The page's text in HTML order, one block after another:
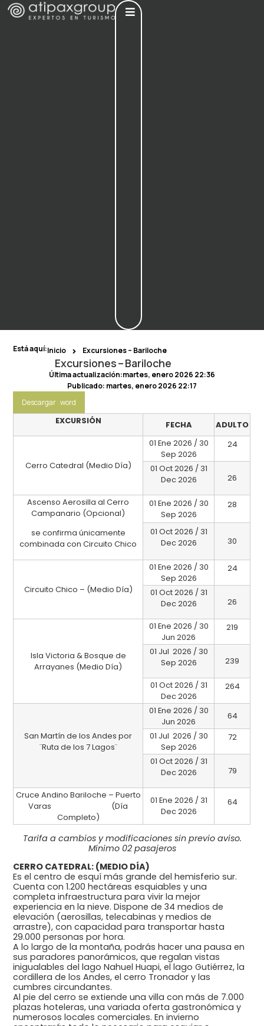
Está aquí:Inicio Excursiones – Bariloche
Excursiones – Bariloche
Última actualización:martes, enero 2026 22:36
Publicado: martes, enero 2026 22:17
Descargar word
EXCURSIÓN FECHA ADULTO
Cerro Catedral (Medio Día)
01 Ene 2026 / 30
Sep 2026
24
01 Oct 2026 / 31
Dec 2026
26
Ascenso Aerosilla al Cerro
Campanario (Opcional)
se confirma únicamente
combinada con Circuito Chico
01 Ene 2026 / 30
Sep 2026
28
01 Oct 2026 / 31
Dec 2026
30
Circuito Chico – (Medio Día)
01 Ene 2026 / 30
Sep 2026
24
01 Oct 2026 / 31
Dec 2026
26
Isla Victoria & Bosque de
Arrayanes (Medio Día)
01 Ene 2026 / 30
Jun 2026
219
01 Jul 2026 / 30
Sep 2026
239
01 Oct 2026 / 31
Dec 2026
264
San Martín de los Andes por
¨Ruta de los 7 Lagos¨
01 Ene 2026 / 30
Jun 2026
64
01 Jul 2026 / 30
Sep 2026
72
01 Oct 2026 / 31
Dec 2026
79
Cruce Andino Bariloche – Puerto
Varas (Día
Completo)
01 Ene 2026 / 31
Dec 2026
64
Tarifa a cambios y modificaciones sin previo aviso.
Mínimo 02 pasajeros
CERRO CATEDRAL: (MEDIO DÍA)
Es el centro de esquí más grande del hemisferio sur.
Cuenta con 1.200 hectáreas esquiables y una
completa infraestructura para vivir la mejor
experiencia en la nieve. Dispone de 34 medios de
elevación (aerosillas, telecabinas y medios de
arrastre), con capacidad para transportar hasta
29.000 personas por hora.
A lo largo de la montaña, podrás hacer una pausa en
sus paradores panorámicos, que regalan vistas
inigualables del lago Nahuel Huapi, el lago Gutiérrez, la
cordillera de los Andes, el cerro Tronador y las
cumbres circundantes.
Al pie del cerro se extiende una villa con más de 7.000
plazas hoteleras, una variada oferta gastronómica y
numerosos locales comerciales. En invierno